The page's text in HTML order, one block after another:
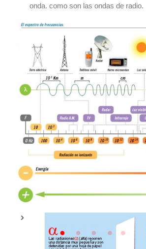
onda. como son las ondas de radio.